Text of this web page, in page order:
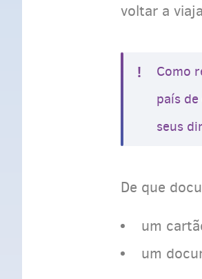
voltar a
Como
país
seus
De que
um
um